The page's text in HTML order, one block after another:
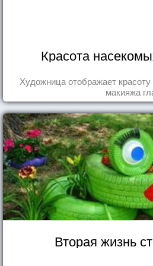
Красота
Художница отображает
макияжа
Вторая жизнь